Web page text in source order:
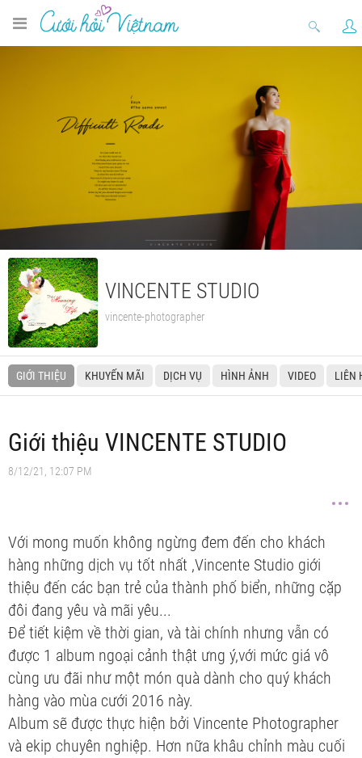
VINCENTE STUDIO
vincente-photographer
GIỚI THIỆU KHUYẾN MÃI DỊCH VỤ HÌNH ẢNH VIDEO LIÊN
Giới thiệu VINCENTE STUDIO
8/12/21, 12:07 PM
Với mong muốn không ngừng đem đến cho khách
hàng những dịch vụ tốt nhất ,Vincente Studio giới
thiệu đến các bạn trẻ của thành phố biển, những cặp
đôi đang yêu và mãi yêu...
Để tiết kiệm về thời gian, và tài chính nhưng vẫn có
được 1 album ngoại cảnh thật ưng ý,với mức giá vô
cùng ưu đãi như một món quà dành cho quý khách
hàng vào mùa cưới 2016 này.
Album sẽ được thực hiện bởi Vincente Photographer
và ekip chuyên nghiệp. Hơn nữa khâu chỉnh màu cuối